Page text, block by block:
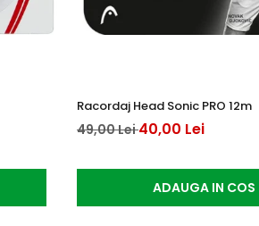
Racordaj Head Sonic PRO 12m
49,00 Lei40,00 Lei
ADAUGA IN COS